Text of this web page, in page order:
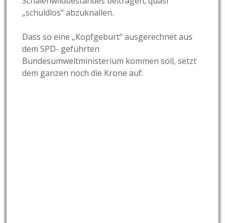
„schuldlos“ abzuknallen.
Dass so eine „Kopfgeburt“ ausgerechnet aus
dem SPD- geführten
Bundesumweltministerium kommen soll, setzt
dem ganzen noch die Krone auf.